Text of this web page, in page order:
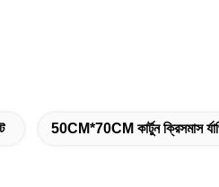
50CM*70CM কার্টুন ক্রিসমাস